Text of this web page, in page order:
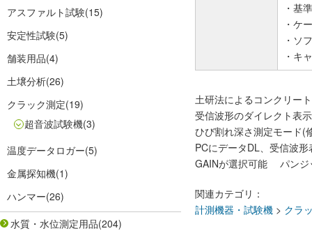
アスファルト試験(15)
安定性試験(5)
舗装用品(4)
土壌分析(26)
クラック測定(19)
超音波試験機(3)
温度データロガー(5)
金属探知機(1)
ハンマー(26)
水質・水位測定用品(204)
・基
・ケ
・ソ
・キ
土研法によるコンクリー
受信波形のダイレクト表示
ひび割れ深さ測定モード(
PCにデータDL、受信波
GAINが選択可能 パン
関連カテゴリ：
計測機器・試験機 > クラ